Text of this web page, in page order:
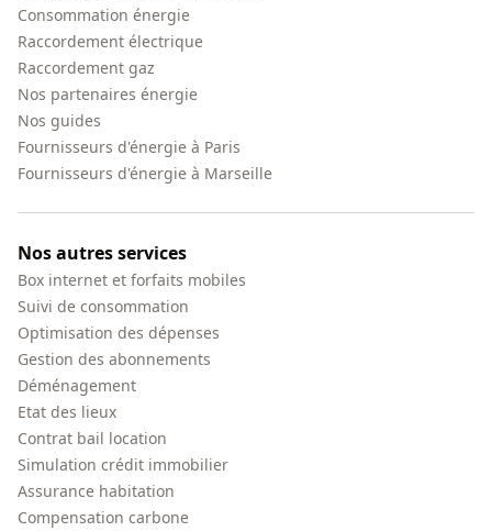
Consommation énergie
Raccordement électrique
Raccordement gaz
Nos partenaires énergie
Nos guides
Fournisseurs d'énergie à Paris
Fournisseurs d'énergie à Marseille
Nos autres services
Box internet et forfaits mobiles
Suivi de consommation
Optimisation des dépenses
Gestion des abonnements
Déménagement
Etat des lieux
Contrat bail location
Simulation crédit immobilier
Assurance habitation
Compensation carbone